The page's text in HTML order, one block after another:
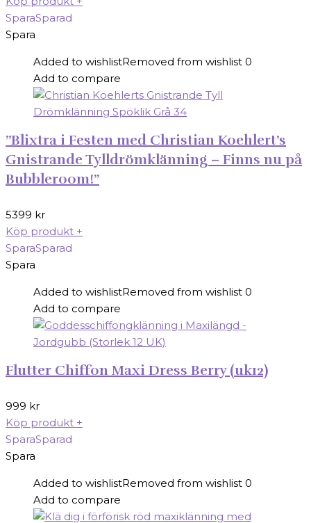
SparaSparad
Spara
Added to wishlistRemoved from wishlist 0
Add to compare
”Blixtra i Festen med Christian Koehlert’s
Gnistrande Tylldrömklänning – Finns nu på
Bubbleroom!”
5399 kr
Köp produkt +
SparaSparad
Spara
Added to wishlistRemoved from wishlist 0
Add to compare
Flutter Chiffon Maxi Dress Berry (uk12)
999 kr
Köp produkt +
SparaSparad
Spara
Added to wishlistRemoved from wishlist 0
Add to compare